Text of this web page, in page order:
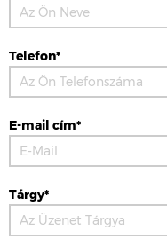
Telefon*
E-mail cím*
Tárgy*